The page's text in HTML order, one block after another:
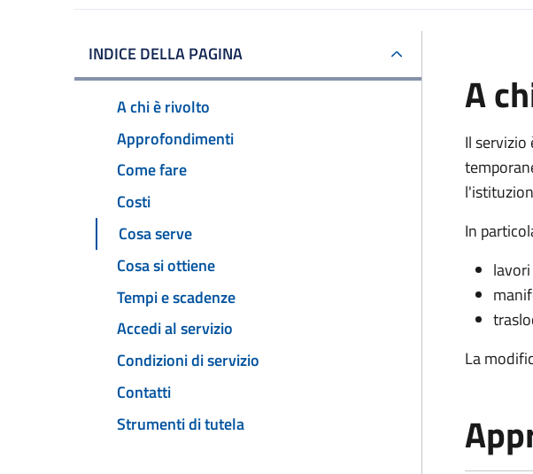
INDICE DELLA PAGINA
A chi è rivolto
Approfondimenti
Come fare
Costi
Cosa serve
Cosa si ottiene
Tempi e scadenze
Accedi al servizio
Condizioni di servizio
Contatti
Strumenti di tutela
A
Il
In
La